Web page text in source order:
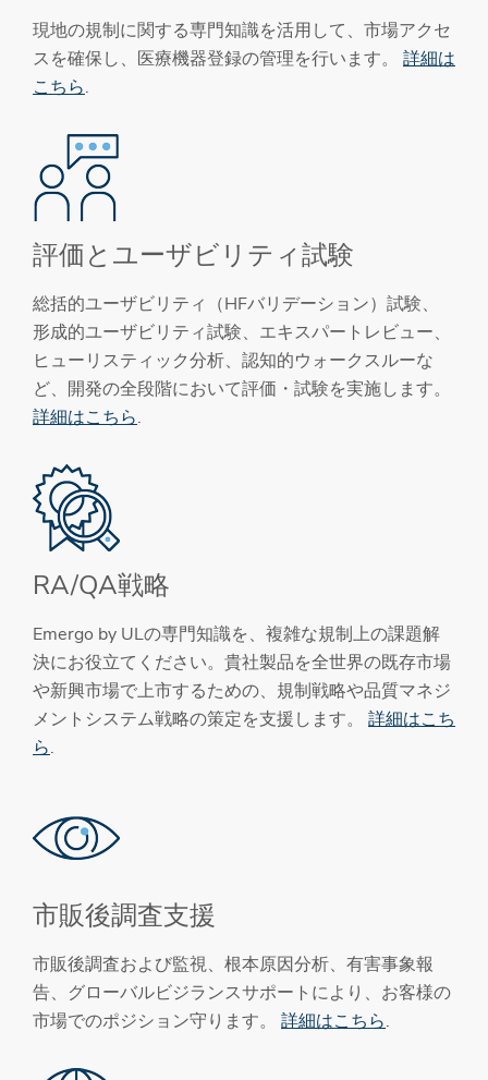
現地の規制に関する専門知識を活用して、市場アクセ
スを確保し、医療機器登録の管理を行います。 詳細は
こちら.
評価とユーザビリティ試験
総括的ユーザビリティ（HFバリデーション）試験、
形成的ユーザビリティ試験、エキスパートレビュー、
ヒューリスティック分析、認知的ウォークスルーな
ど、開発の全段階において評価・試験を実施します。
詳細はこちら.
RA/QA戦略
Emergo by ULの専門知識を、複雑な規制上の課題解
決にお役立てください。貴社製品を全世界の既存市場
や新興市場で上市するための、規制戦略や品質マネジ
メントシステム戦略の策定を支援します。 詳細はこち
ら.
市販後調査支援
市販後調査および監視、根本原因分析、有害事象報
告、グローバルビジランスサポートにより、お客様の
市場でのポジション守ります。 詳細はこちら.